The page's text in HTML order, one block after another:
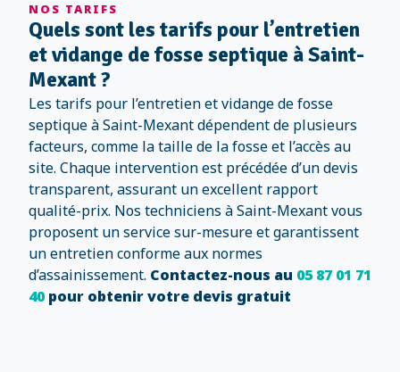
NOS TARIFS
Quels sont les tarifs pour l’entretien
et vidange de fosse septique à Saint-
Mexant ?
Les tarifs pour l’entretien et vidange de fosse
septique à Saint-Mexant dépendent de plusieurs
facteurs, comme la taille de la fosse et l’accès au
site. Chaque intervention est précédée d’un devis
transparent, assurant un excellent rapport
qualité-prix. Nos techniciens à Saint-Mexant vous
proposent un service sur-mesure et garantissent
un entretien conforme aux normes
d’assainissement. Contactez-nous au 05 87 01 71
40pour obtenir votre devis gratuit